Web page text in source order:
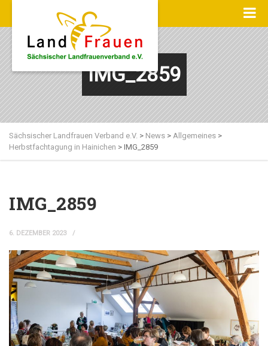
IMG_2859
Sächsischer Landfrauen Verband e.V. > News > Allgemeines >
Herbstfachtagung in Hainichen > IMG_2859
IMG_2859
6. DEZEMBER 2023